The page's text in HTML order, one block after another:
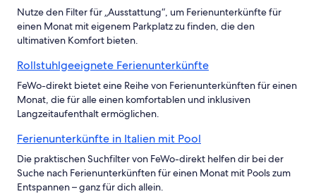
Nutze den Filter für „Ausstattung“, um Ferienunterkünfte für
einen Monat mit eigenem Parkplatz zu finden, die den
ultimativen Komfort bieten.
Rollstuhlgeeignete Ferienunterkünfte
FeWo-direkt bietet eine Reihe von Ferienunterkünften für einen
Monat, die für alle einen komfortablen und inklusiven
Langzeitaufenthalt ermöglichen.
Ferienunterkünfte in Italien mit Pool
Die praktischen Suchfilter von FeWo-direkt helfen dir bei der
Suche nach Ferienunterkünften für einen Monat mit Pools zum
Entspannen – ganz für dich allein.